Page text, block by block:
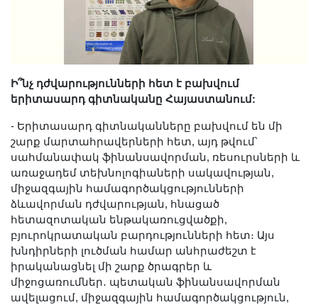
Ի՞նչ դժվարությունների հետ է բախվում
երիտասարդ գիտնականը Հայաստանում:
- Երիտասարդ գիտնականները բախվում են մի
շարք մարտահրավերների հետ, այդ թվում՝
սահմանափակ ֆինանսավորման, ռեսուրսների և
առաջադեմ տեխնոլոգիաների սակավության,
միջազգային համագործակցությունների
ձևավորման դժվարության, հնացած
հետազոտական ենթակառուցվածքի,
բյուրոկրատական բարդությունների հետ։ Այս
խնդիրների լուծման համար անհրաժեշտ է
իրականացնել մի շարք ծրագրեր և
միջոցառումներ․ պետական ֆինանսավորման
ավելացում, միջազգային համագործակցություն,